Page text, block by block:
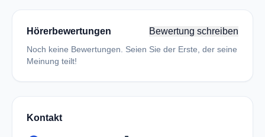
Hörerbewertungen Bewertung schreiben
Noch keine Bewertungen. Seien Sie der Erste, der seine
Meinung teilt!
Kontakt